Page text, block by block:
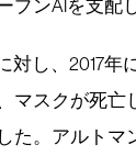
プンAIを支配
対し、2017
マスクが死
た。アルトマ